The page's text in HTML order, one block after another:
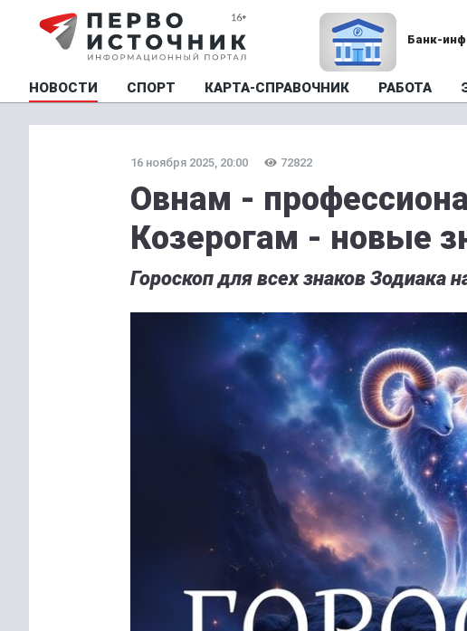
Банк-
НОВОСТИ СПОРТ КАРТА-СПРАВОЧНИК РАБОТА
16 ноября 2025, 20:00 72822
Овнам -
Козерогам - новые
Гороскоп для всех знаков Зодиака